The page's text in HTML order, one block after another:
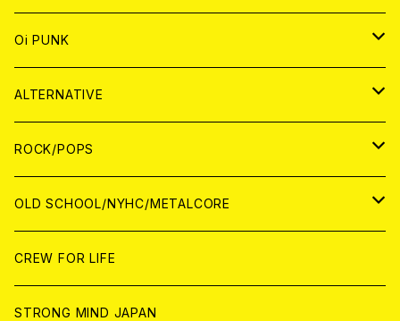
ANALOG
CD
ANALOG
JAPAN
WORLD
ANALOG
JAPAN
WORLD
JAPAN
CD
ANALOG
WORLD
CD
ANALOG
Oi PUNK
JAPAN
CD
ANALOG
WOLRD
CD
ANALOG
ALTERNATIVE
JAPAN
CD
ANALOG
WORLD
CD
ANALOG
ROCK/POPS
JAPAN
CD
ANALOG
WORLD
CD
OLD SCHOOL/NYHC/METALCORE
JAPAN
CD
WORLD
CREW FOR LIFE
STRONG MIND JAPAN